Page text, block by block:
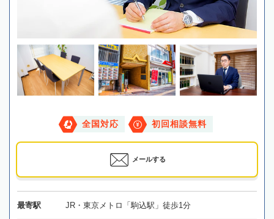
全国対応 初回相談無料
メールする
最寄駅 JR・東京メトロ「駒込駅」徒歩1分